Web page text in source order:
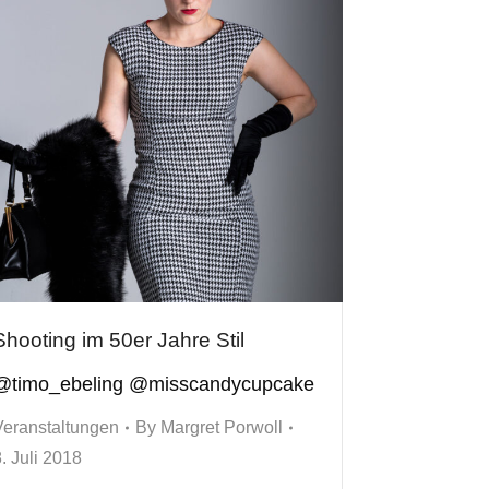
im 50er Jahre Stil
@misscandycupcake
By Margret Porwoll
Juli 2018